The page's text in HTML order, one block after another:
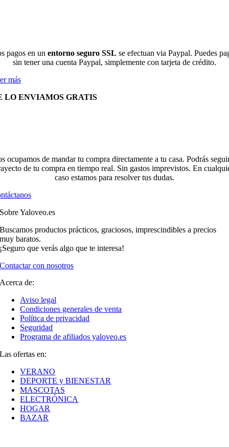
pagos en un entorno seguro SSL se efectuan via Paypal. Puedes
sin tener una cuenta Paypal, simplemente con tarjeta de crédito.
más
LO ENVIAMOS GRATIS
ocupamos de mandar tu compra directamente a tu casa. Podrás
de tu compra en tiempo real. Sin gastos imprevistos. En
caso estamos para resolver tus dudas.
Sobre Yaloveo.es
Buscamos productos prácticos, graciosos, imprescindibles a precios
muy baratos.
¡Seguro que verás algo que te interesa!
Contactar con nosotros
Acerca de:
Aviso legal
Condiciones generales de venta
Política de privacidad
Seguridad
Programa de afiliados yaloveo.es
Las ofertas en:
VERANO
DEPORTE y BIENESTAR
MASCOTAS
ELECTRÓNICA
HOGAR
BAZAR